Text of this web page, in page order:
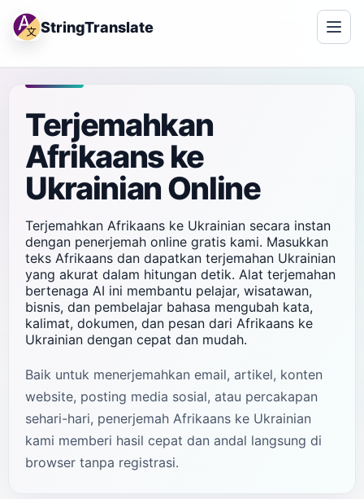
StringTranslate
Terjemahkan
Afrikaans ke
Ukrainian Online
Terjemahkan Afrikaans ke Ukrainian secara instan
dengan penerjemah online gratis kami. Masukkan
teks Afrikaans dan dapatkan terjemahan Ukrainian
yang akurat dalam hitungan detik. Alat terjemahan
bertenaga AI ini membantu pelajar, wisatawan,
bisnis, dan pembelajar bahasa mengubah kata,
kalimat, dokumen, dan pesan dari Afrikaans ke
Ukrainian dengan cepat dan mudah.
Baik untuk menerjemahkan email, artikel, konten
website, posting media sosial, atau percakapan
sehari-hari, penerjemah Afrikaans ke Ukrainian
kami memberi hasil cepat dan andal langsung di
browser tanpa registrasi.